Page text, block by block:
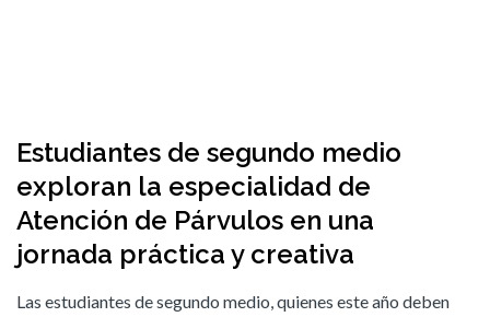
Estudiantes de segundo medio
exploran la especialidad de
Atención de Párvulos en una
jornada práctica y creativa
Las estudiantes de segundo medio, quienes este año deben